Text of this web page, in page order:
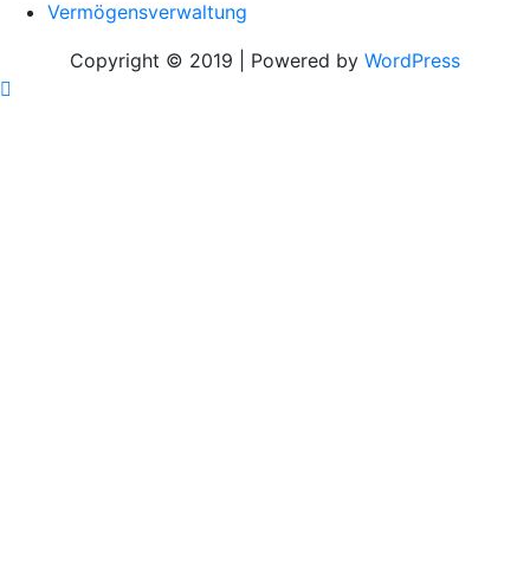
Vermögensverwaltung
Copyright © 2019 | Powered by WordPress